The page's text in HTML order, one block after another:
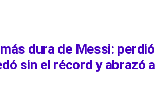
dura de Messi: perdió
sin el récord y abrazó a